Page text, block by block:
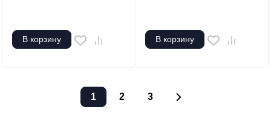
В корзину В корзину
1 2 3